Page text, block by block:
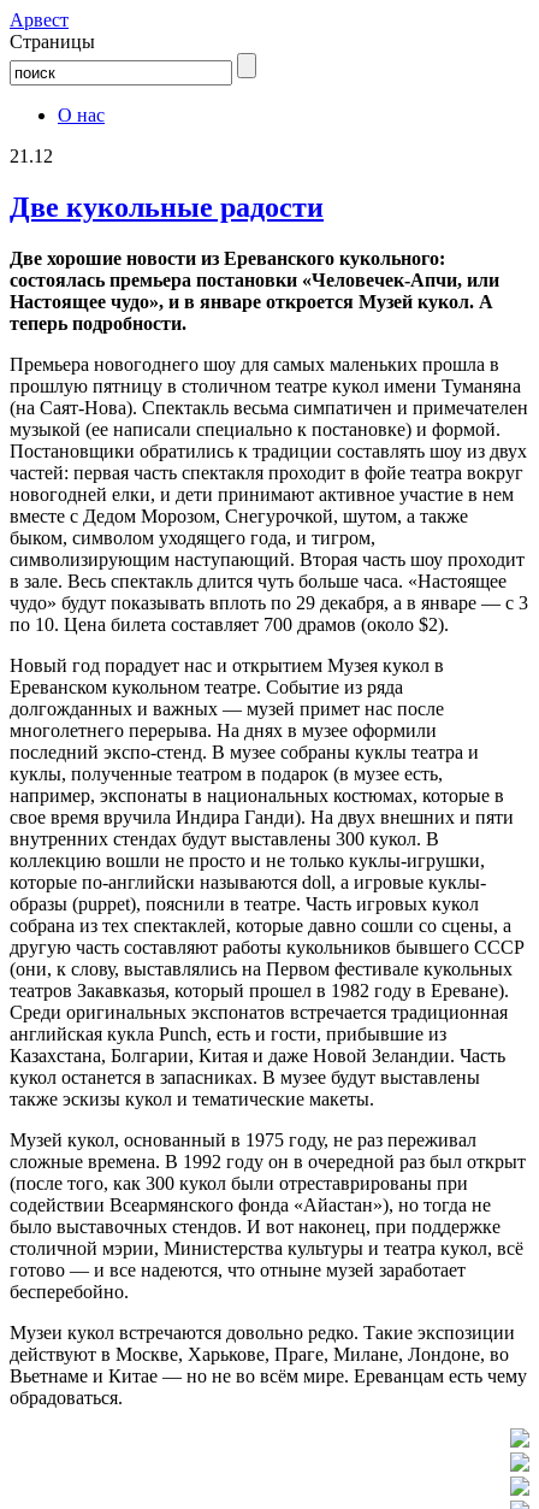
Aрвест
Страницы
О нас
21.12
Две кукольные радости
Две хорошие новости из Ереванского кукольного:
состоялась премьера постановки «Человечек-Апчи, или
Настоящее чудо», и в январе откроется Музей кукол. А
теперь подробности.
Премьера новогоднего шоу для самых маленьких прошла в
прошлую пятницу в столичном театре кукол имени Туманяна
(на Саят-Нова). Спектакль весьма симпатичен и примечателен
музыкой (ее написали специально к постановке) и формой.
Постановщики обратились к традиции составлять шоу из двух
частей: первая часть спектакля проходит в фойе театра вокруг
новогодней елки, и дети принимают активное участие в нем
вместе с Дедом Морозом, Снегурочкой, шутом, а также
быком, символом уходящего года, и тигром,
символизирующим наступающий. Вторая часть шоу проходит
в зале. Весь спектакль длится чуть больше часа. «Настоящее
чудо» будут показывать вплоть по 29 декабря, а в январе — с 3
по 10. Цена билета составляет 700 драмов (около $2).
Новый год порадует нас и открытием Музея кукол в
Ереванском кукольном театре. Событие из ряда
долгожданных и важных — музей примет нас после
многолетнего перерыва. На днях в музее оформили
последний экспо-стенд. В музее собраны куклы театра и
куклы, полученные театром в подарок (в музее есть,
например, экспонаты в национальных костюмах, которые в
свое время вручила Индира Ганди). На двух внешних и пяти
внутренних стендах будут выставлены 300 кукол. В
коллекцию вошли не просто и не только куклы-игрушки,
которые по-английски называются doll, а игровые куклы-
образы (puppet), пояснили в театре. Часть игровых кукол
собрана из тех спектаклей, которые давно сошли со сцены, а
другую часть составляют работы кукольников бывшего СССР
(они, к слову, выставлялись на Первом фестивале кукольных
театров Закавказья, который прошел в 1982 году в Ереване).
Среди оригинальных экспонатов встречается традиционная
английская кукла Punch, есть и гости, прибывшие из
Казахстана, Болгарии, Китая и даже Новой Зеландии. Часть
кукол останется в запасниках. В музее будут выставлены
также эскизы кукол и тематические макеты.
Музей кукол, основанный в 1975 году, не раз переживал
сложные времена. В 1992 году он в очередной раз был открыт
(после того, как 300 кукол были отреставрированы при
содействии Всеармянского фонда «Айастан»), но тогда не
было выставочных стендов. И вот наконец, при поддержке
столичной мэрии, Министерства культуры и театра кукол, всё
готово — и все надеются, что отныне музей заработает
бесперебойно.
Музеи кукол встречаются довольно редко. Такие экспозиции
действуют в Москве, Харькове, Праге, Милане, Лондоне, во
Вьетнаме и Китае — но не во всём мире. Ереванцам есть чему
обрадоваться.